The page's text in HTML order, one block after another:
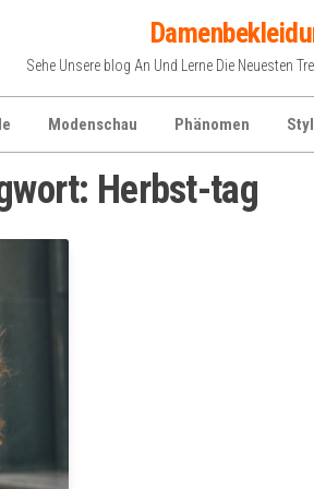
Sehe Unsere blog An Und Lerne Die Neuesten
Modenschau Phänomen
Herbst-tag